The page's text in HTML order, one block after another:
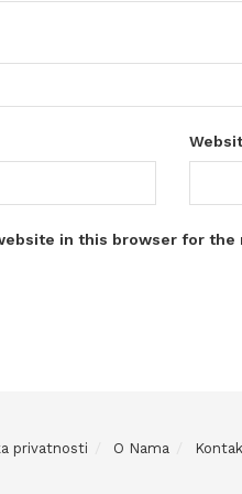
in this browser for
privatnosti O Nama